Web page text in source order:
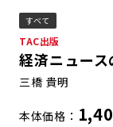
すべて
TAC出版
経済ニュー
三橋 貴明
本体価格